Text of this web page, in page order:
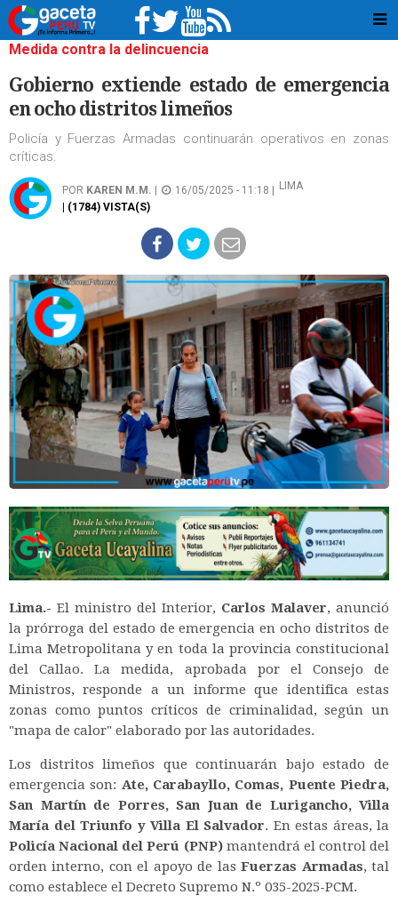
Medida contra la delincuencia
Gobierno extiende estado de emergencia
en ocho distritos limeños
Policía y Fuerzas Armadas continuarán operativos en zonas
críticas.
POR KAREN M.M. 16/05/2025 - 11:18 |
LIMA
| (1784) VISTA(S)
Lima.- El ministro del Interior, Carlos Malaver, anunció
la prórroga del estado de emergencia en ocho distritos de
Lima Metropolitana y en toda la provincia constitucional
del Callao.
La medida, aprobada por el Consejo de
Ministros, responde a un informe que identifica estas
zonas como puntos críticos de criminalidad, según un
"mapa de calor" elaborado por las autoridades.
Los distritos limeños que continuarán bajo estado de
emergencia son: Ate, Carabayllo, Comas, Puente Piedra,
San Martín de Porres, San Juan de Lurigancho, Villa
María del Triunfo y Villa El Salvador. En estas áreas, la
Policía Nacional del Perú (PNP)mantendrá el control del
orden interno, con el apoyo de lasFuerzas Armadas, tal
como establece el Decreto Supremo N.º 035-2025-PCM.